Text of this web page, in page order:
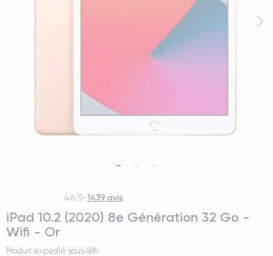
4.6/5-1439 avis
iPad 10.2 (2020) 8e Génération 32 Go -
Wifi - Or
Produit expédié sous 48h